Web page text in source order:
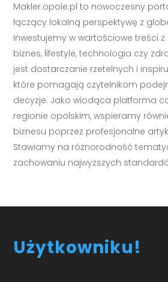
Makler.opole.pl to nowoczesny
łączący lokalną perspektywę z
Inwestujemy w wartościowe treści
biznes, lifestyle, technologia czy
jest dostarczanie rzetelnych i
które pomagają czytelnikom
decyzje. Jako wiodąca platforma
regionie opolskim, wspieramy
biznesu poprzez profesjonalne
Stawiamy na różnorodność
zachowaniu najwyższych
Użytkowniku!